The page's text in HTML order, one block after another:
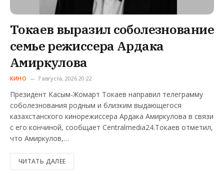
Токаев выразил соболезнование
семье режиссера Ардака
Амиркулова
КИНО 7 августа, 2026 20:22
Президент Касым-Жомарт Токаев направил телеграмму
соболезнования родным и близким выдающегося
казахстанского кинорежиссера Ардака Амиркулова в связи
с его кончиной, сообщает Centralmedia24.Токаев отметил,
что Амиркулов,…
ЧИТАТЬ ДАЛЕЕ